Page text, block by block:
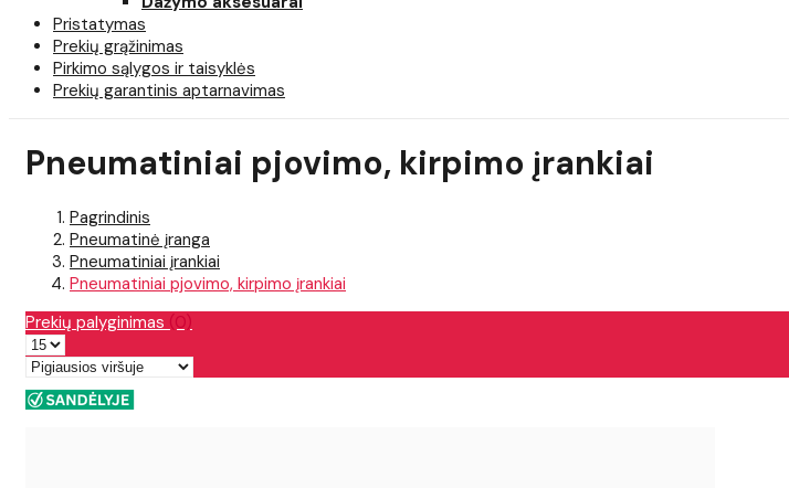
Pristatymas
Prekių grąžinimas
Pirkimo sąlygos ir taisyklės
Prekių garantinis aptarnavimas
Pneumatiniai pjovimo, kirpimo įrankiai
Pagrindinis
Pneumatinė įranga
Pneumatiniai įrankiai
Pneumatiniai pjovimo, kirpimo įrankiai
Prekių palyginimas (0)